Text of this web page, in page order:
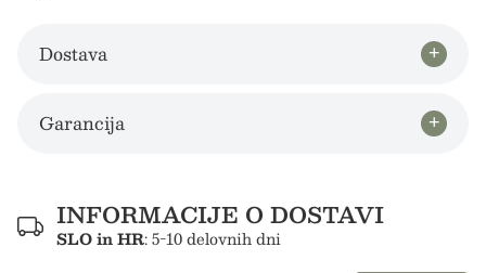
Dostava
Garancija
INFORMACIJE O DOSTAVI
SLO in HR: 5-10 delovnih dni